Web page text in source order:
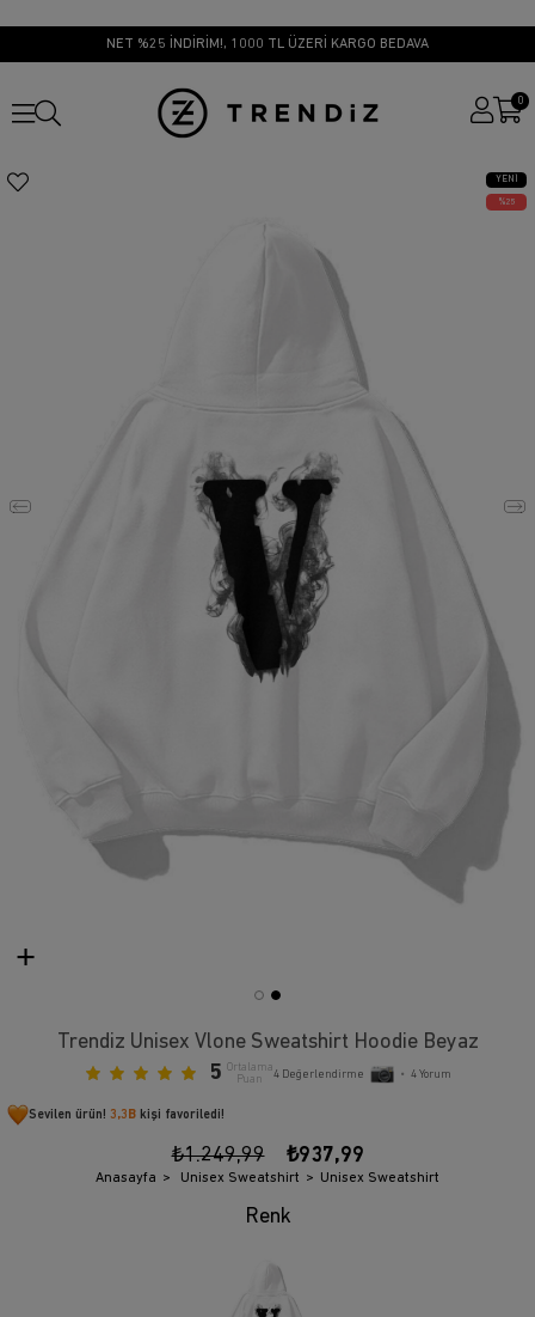
NET %25 İNDİRİM!, 1000 TL ÜZERİ KARGO BEDAVA
0
YENI
ÜRÜN
25
Trendiz Unisex Vlone Sweatshirt Hoodie Beyaz
5 Ortalama
Puan
4Değerlendirme • 4Yorum
Sevilen ürün! 3,3B kişi favoriledi!
₺1.249,99 ₺937,99
Anasayfa Unisex Sweatshirt Unisex Sweatshirt